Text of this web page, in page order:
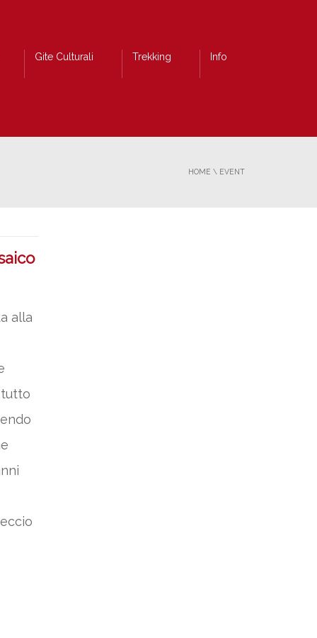
Gite Culturali Trekking Info
HOME \ EVENT
alla